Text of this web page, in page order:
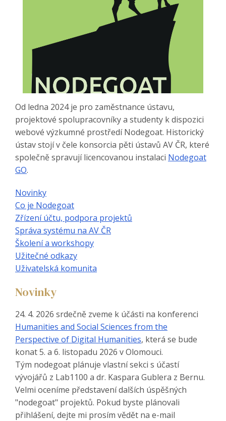
Od ledna 2024 je pro zaměstnance ústavu,
projektové spolupracovníky a studenty k dispozici
webové výzkumné prostředí Nodegoat. Historický
ústav stojí v čele konsorcia pěti ústavů AV ČR, které
společně spravují licencovanou instalaci Nodegoat
GO.
Novinky
Co je Nodegoat
Zřízení účtu, podpora projektů
Správa systému na AV ČR
Školení a workshopy
Užitečné odkazy
Uživatelská komunita
Novinky
24. 4. 2026 srdečně zveme k účásti na konferenci
Humanities and Social Sciences from the
Perspective of Digital Humanities, která se bude
konat 5. a 6. listopadu 2026 v Olomouci.
Tým nodegoat plánuje vlastní sekci s účastí
vývojářů z Lab1100 a dr. Kaspara Gublera z Bernu.
Velmi oceníme představení dalších úspěšných
"nodegoat" projektů. Pokud byste plánovali
přihlášení, dejte mi prosím vědět na e-mail